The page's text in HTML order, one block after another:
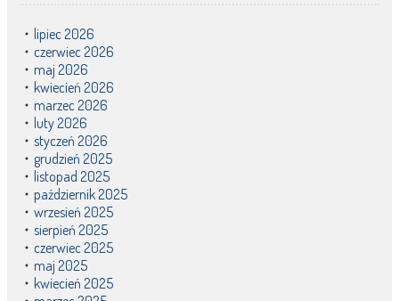
lipiec 2026
czerwiec 2026
maj 2026
kwiecień 2026
marzec 2026
luty 2026
styczeń 2026
grudzień 2025
listopad 2025
październik 2025
wrzesień 2025
sierpień 2025
czerwiec 2025
maj 2025
kwiecień 2025